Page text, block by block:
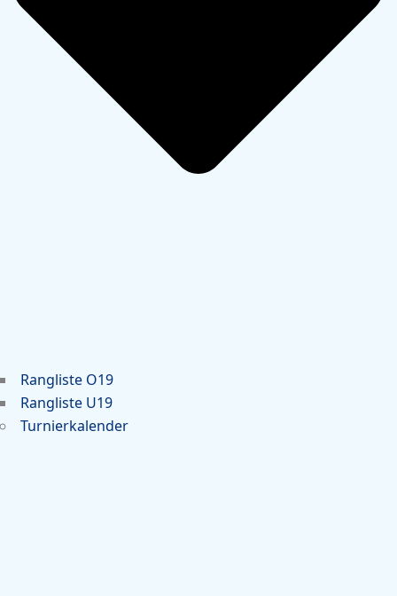
Rangliste O19
Rangliste U19
Turnierkalender